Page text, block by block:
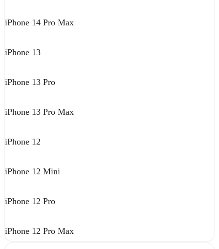
iPhone 14 Pro Max
iPhone 13
iPhone 13 Pro
iPhone 13 Pro Max
iPhone 12
iPhone 12 Mini
iPhone 12 Pro
iPhone 12 Pro Max